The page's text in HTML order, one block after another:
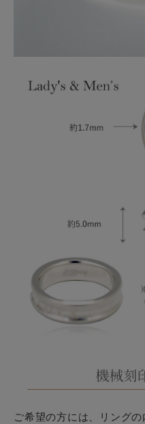
ご希望の方には、リング